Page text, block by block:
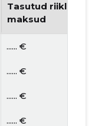
Tasutud riiklikud
maksud
...... €
...... €
...... €
...... €